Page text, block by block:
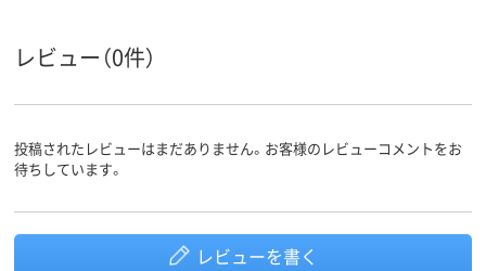
レビュー（0件）
投稿されたレビューはまだありません。お客様のレビューコメントをお
待ちしています。
レビューを書く